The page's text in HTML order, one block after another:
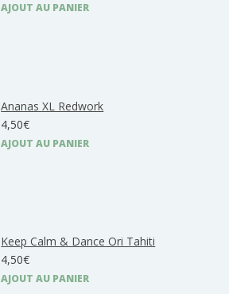
AJOUT AU PANIER
Ananas XL Redwork
4,50€
AJOUT AU PANIER
Keep Calm & Dance Ori Tahiti
4,50€
AJOUT AU PANIER